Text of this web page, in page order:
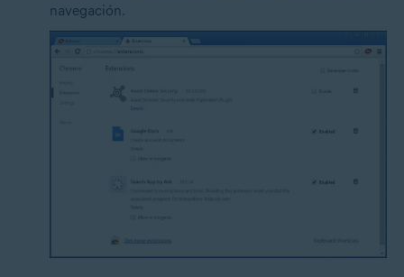
navegación.